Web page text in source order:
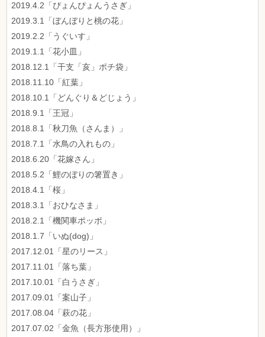
2019.4.2「ぴょんぴょんうさぎ」
2019.3.1「ぼんぼりと桃の花」
2019.2.2「うぐいす」
2019.1.1「花小皿」
2018.12.1「干支「亥」ポチ袋」
2018.11.10「紅葉」
2018.10.1「どんぐり＆どじょう」
2018.9.1「王冠」
2018.8.1「秋刀魚（さんま）」
2018.7.1「水鳥の入れもの」
2018.6.20「花嫁さん」
2018.5.2「鯉のぼりの箸置き」
2018.4.1「桜」
2018.3.1「おひなさま」
2018.2.1「機関車ポッポ」
2018.1.7「いぬ(dog)」
2017.12.01「星のリース」
2017.11.01「落ち葉」
2017.10.01「白うさぎ」
2017.09.01「案山子」
2017.08.04「萩の花」
2017.07.02「金魚（長方形使用）」